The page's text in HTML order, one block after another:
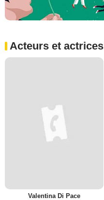
Acteurs et actrices
Valentina Di Pace